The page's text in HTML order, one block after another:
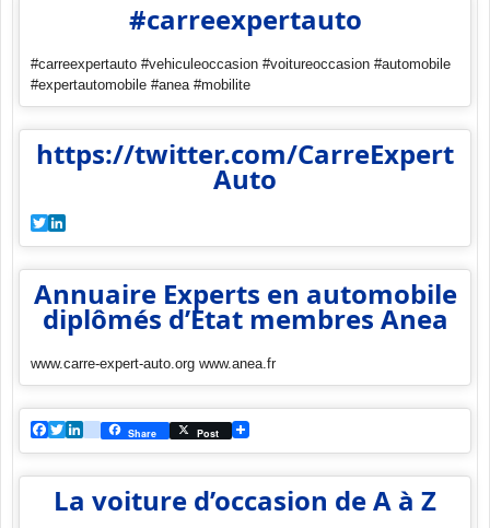
#carreexpertauto
#carreexpertauto #vehiculeoccasion #voitureoccasion #automobile
#expertautomobile #anea #mobilite
https://twitter.com/CarreExpert
Auto
Twitter
Annuaire Experts en automobile
diplômés d’Etat membres Anea
www.carre-expert-auto.org www.anea.fr
Facebook
TwitterLinkedIn
viadeo
Share Post
La voiture d’occasion de A à Z